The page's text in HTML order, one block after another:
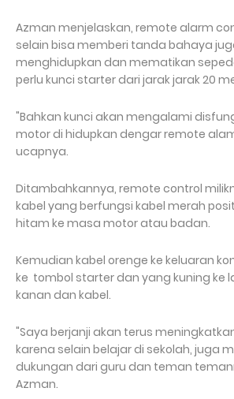
Azman menjelaskan, remote alarm
selain bisa memberi tanda bahaya
menghidupkan dan mematikan
perlu kunci starter dari jarak jarak 20
"Bahkan kunci akan mengalami
motor di hidupkan dengar remote
ucapnya.
Ditambahkannya, remote control
kabel yang berfungsi kabel merah
hitam ke masa motor atau badan.
Kemudian kabel orenge ke keluaran
ke tombol starter dan yang kuning ke
kanan dan kabel.
"Saya berjanji akan terus
karena selain belajar di sekolah, juga
dukungan dari guru dan teman
Azman.